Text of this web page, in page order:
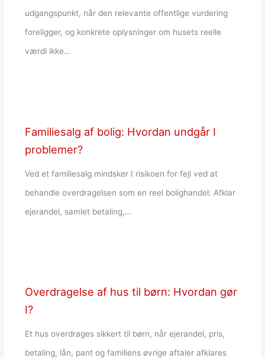
udgangspunkt, når den relevante offentlige vurdering
foreligger, og konkrete oplysninger om husets reelle
værdi ikke…
Familiesalg af bolig: Hvordan undgår I
problemer?
Ved et familiesalg mindsker I risikoen for fejl ved at
behandle overdragelsen som en reel bolighandel: Afklar
ejerandel, samlet betaling,…
Overdragelse af hus til børn: Hvordan gør
I?
Et hus overdrages sikkert til børn, når ejerandel, pris,
betaling, lån, pant og familiens øvrige aftaler afklares